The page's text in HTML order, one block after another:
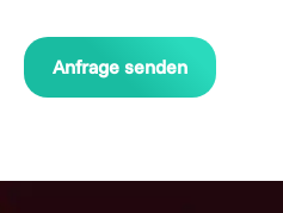
dieses
Feld
leer.